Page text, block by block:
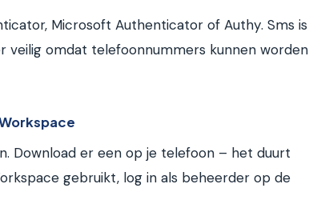
Microsoft Authenticator of Authy. Sms is
veilig omdat telefoonnummers kunnen worden
Download er een op je telefoon – het duurt
gebruikt, log in als beheerder op de